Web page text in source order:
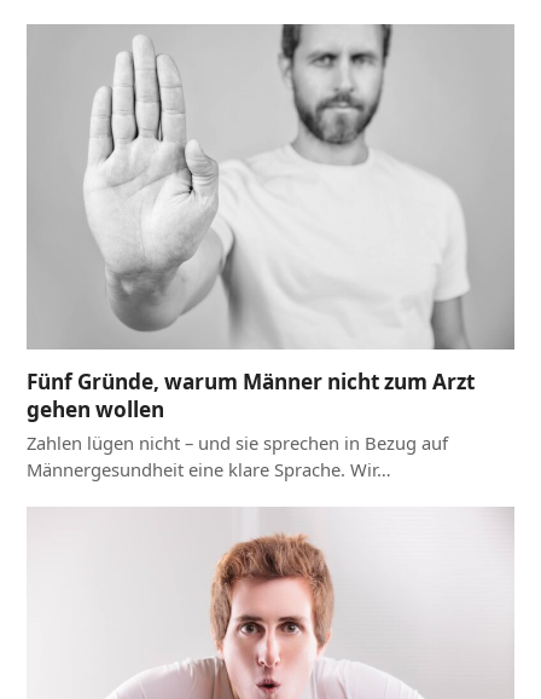
Fünf Gründe, warum Männer nicht zum Arzt
gehen wollen
Zahlen lügen nicht – und sie sprechen in Bezug auf
Männergesundheit eine klare Sprache. Wir…